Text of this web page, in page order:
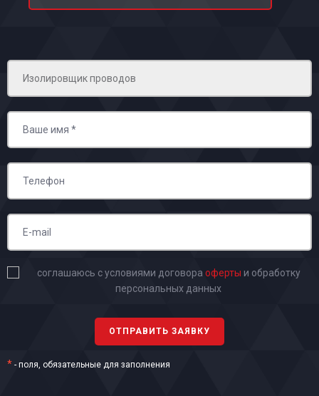
соглашаюсь с условиями договора оферты и обработку
персональных данных
* - поля, обязательные для заполнения